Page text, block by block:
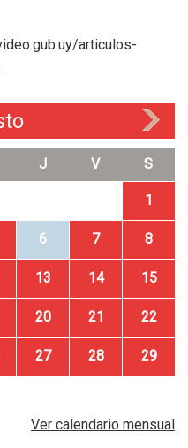
articulos-
J V S
1
6 7 8
13 14 15
20 21 22
27 28 29
Ver calendario mensual